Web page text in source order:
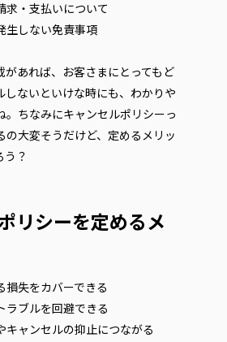
求・支払いについて
生しない免責事項
があれば、お客さまにとってもど
しないといけな時にも、わかりや
。ちなみにキャンセルポリシーっ
の大変そうだけど、定めるメリッ
う？
リシーを定めるメ
損失をカバーできる
ラブルを回避できる
キャンセルの抑止につながる